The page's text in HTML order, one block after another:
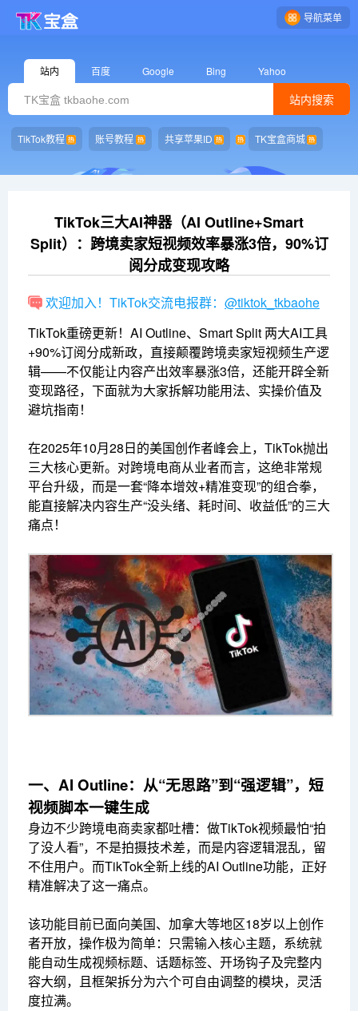
导航菜单
站内 百度 Google Bing Yahoo
站内搜索
TikTok教程 账号教程 共享苹果ID TK宝盒商城
TikTok三大AI神器（AI Outline+Smart
Split）：跨境卖家短视频效率暴涨3倍，90%订
阅分成变现攻略
欢迎加入！TikTok交流电报群： @tiktok_tkbaohe
TikTok重磅更新！AI Outline、Smart Split 两大AI工具
+90%订阅分成新政，直接颠覆跨境卖家短视频生产逻
辑——不仅能让内容产出效率暴涨3倍，还能开辟全新
变现路径，下面就为大家拆解功能用法、实操价值及
避坑指南！
在2025年10月28日的美国创作者峰会上，TikTok抛出
三大核心更新。对跨境电商从业者而言，这绝非常规
平台升级，而是一套“降本增效+精准变现”的组合拳，
能直接解决内容生产“没头绪、耗时间、收益低”的三大
痛点！
一、AI Outline：从“无思路”到“强逻辑”，短
视频脚本一键生成
身边不少跨境电商卖家都吐槽：做TikTok视频最怕“拍
了没人看”，不是拍摄技术差，而是内容逻辑混乱，留
不住用户。而TikTok全新上线的AI Outline功能，正好
精准解决了这一痛点。
该功能目前已面向美国、加拿大等地区18岁以上创作
者开放，操作极为简单：只需输入核心主题，系统就
能自动生成视频标题、话题标签、开场钩子及完整内
容大纲，且框架拆分为六个可自由调整的模块，灵活
度拉满。